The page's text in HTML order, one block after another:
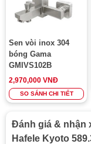
Sen vòi inox 304
bóng Gama
GMIVS102B
2,970,000 VNĐ
SO SÁNH CHI TIẾT
Đánh giá & nhận
Hafele Kyoto